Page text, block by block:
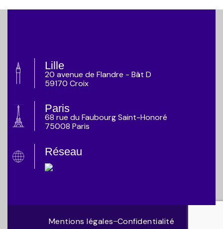
Lille
20 avenue de Flandre - Bât D
59170 Croix
Paris
68 rue du Faubourg Saint-Honoré
75008 Paris
Réseau
Mentions légales Confidentialité